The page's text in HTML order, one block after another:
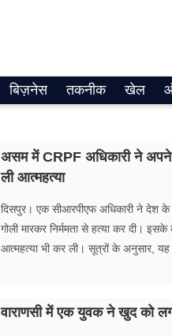
बिज़नेस तकनीक खेल
असम में CRPF अधिकारी ने अपने
ली आत्महत्या
दिसपुर। एक सीआरपीएफ अधिकारी ने देश के
गोली मारकर निर्ममता से हत्या कर दी।
आत्महत्या भी कर ली। सूत्रों के अनुसार, यह
वाराणसी में एक युवक ने खुद को